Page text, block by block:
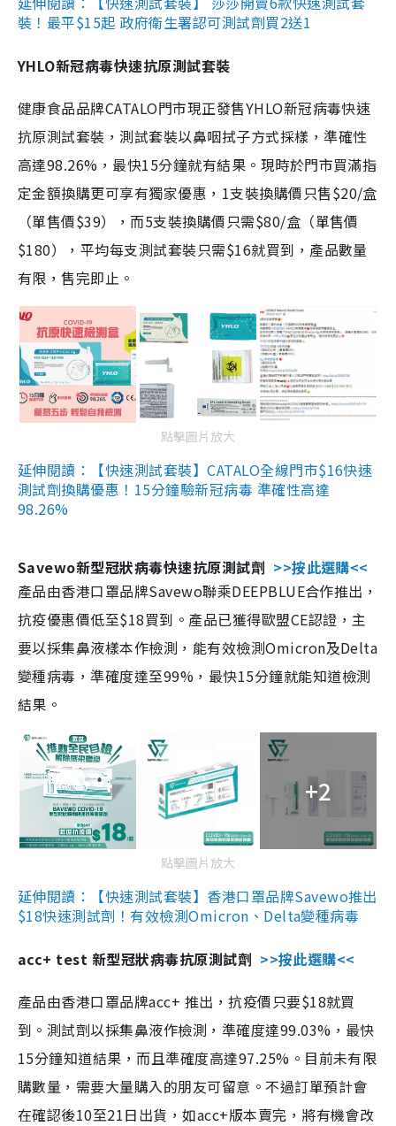
裝！最平$15起 政府衛生署認可測試劑買2送1
YHLO新冠病毒快速抗原測試套裝
健康食品品牌CATALO門市現正發售YHLO新冠病毒快速
抗原測試套裝，測試套裝以鼻咽拭子方式採樣，準確性
高達98.26%，最快15分鐘就有結果。現時於門市買滿指
定金額換購更可享有獨家優惠，1支裝換購價只售$20/盒
（單售價$39），而5支裝換購價只需$80/盒（單售價
$180），平均每支測試套裝只需$16就買到，產品數量
有限，售完即止。
點擊圖片放大
延伸閱讀：【快速測試套裝】CATALO全線門市$16快速
測試劑換購優惠！15分鐘驗新冠病毒 準確性高達
98.26%
Savewo新型冠狀病毒快速抗原測試劑 >>按此選購<<
產品由香港口罩品牌Savewo聯乘DEEPBLUE合作推出，
抗疫優惠價低至$18買到。產品已獲得歐盟CE認證，主
要以採集鼻液樣本作檢測，能有效檢測Omicron及Delta
變種病毒，準確度達至99%，最快15分鐘就能知道檢測
結果。
+2
點擊圖片放大
延伸閱讀：【快速測試套裝】香港口罩品牌Savewo推出
$18快速測試劑！有效檢測Omicron、Delta變種病毒
acc+ test 新型冠狀病毒抗原測試劑 >>按此選購<<
產品由香港口罩品牌acc+ 推出，抗疫價只要$18就買
到。測試劑以採集鼻液作檢測，準確度達99.03%，最快
15分鐘知道結果，而且準確度高達97.25%。目前未有限
購數量，需要大量購入的朋友可留意。不過訂單預計會
在確認後10至21日出貨，如acc+版本賣完，將有機會改